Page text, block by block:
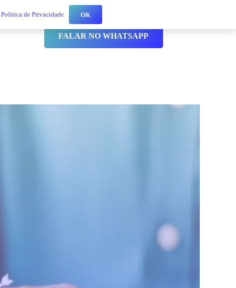
FALAR NO WHATSAPP
Política de Privacidade OK